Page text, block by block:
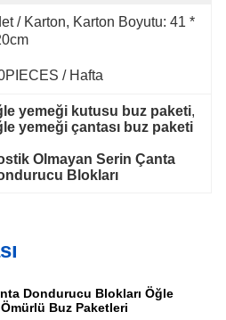
/ Karton, Karton Boyutu: 41 *
/ Hafta
yemeği kutusu buz paketi
yemeği çantası buz paketi
Olmayan Serin Çanta
Blokları
Dondurucu Blokları Öğle
Buz Paketleri